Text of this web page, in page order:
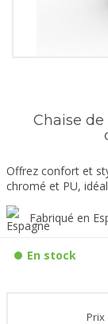
Chaise
Offrez confort et
chromé et PU,
Fabriqué en
En stock
Prix